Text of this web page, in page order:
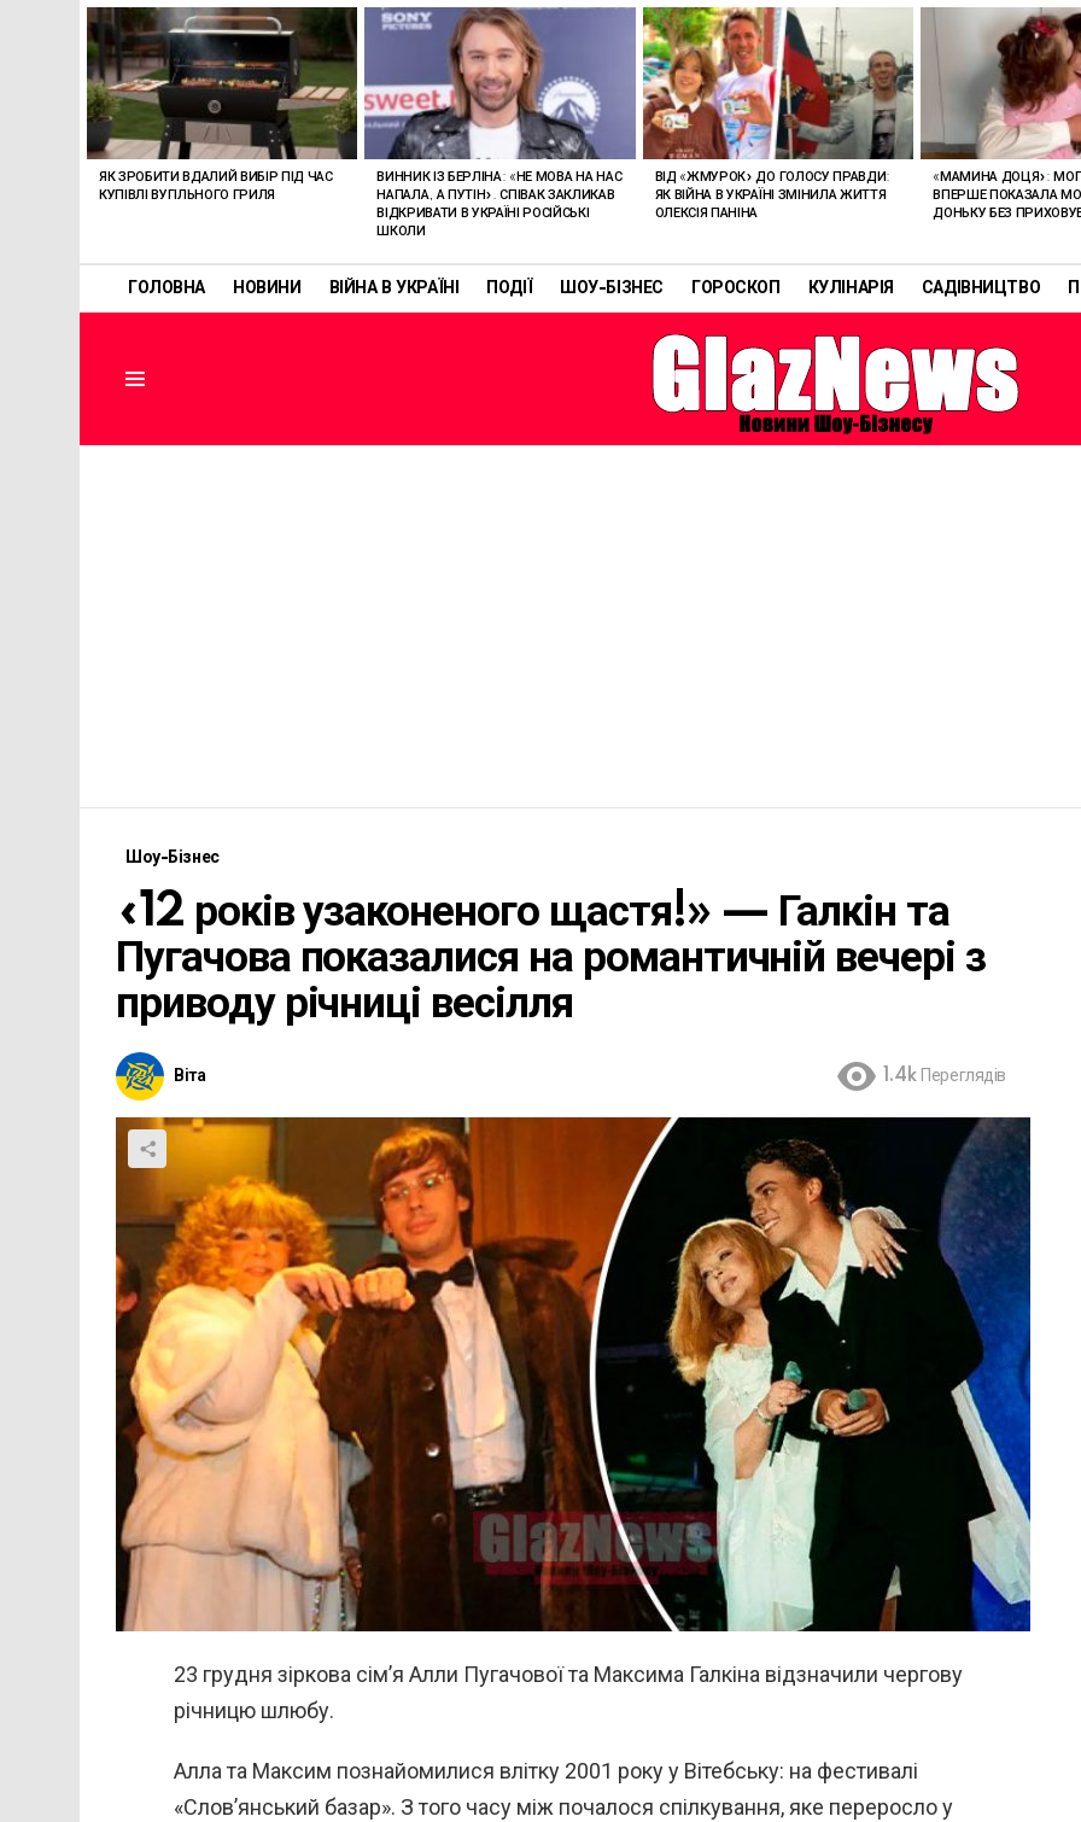
ГОЛОВНА НОВИНИ ВІЙНА В УКРАЇНІ ПОДІЇ ШОУ-БІЗНЕС ГОРОСКОП КУЛІНАРІЯ САДІВНИЦТВО
СТАТТІ
ЯК ЗРОБИТИ ВДАЛИЙ ВИБІР ПІД ЧАС
КУПІВЛІ ВУГІЛЬНОГО ГРИЛЯ
ВИННИК ІЗ БЕРЛІНА: «НЕ МОВА НА НАС
НАПАЛА, А ПУТІН». СПІВАК ЗАКЛИКАВ
ВІДКРИВАТИ В УКРАЇНІ РОСІЙСЬКІ
ШКОЛИ
ВІД «ЖМУРОК» ДО ГОЛОСУ ПРАВДИ:
ЯК ВІЙНА В УКРАЇНІ ЗМІНИЛА ЖИТТЯ
ОЛЕКСІЯ ПАНІНА
«МАМИНА ДОЦЯ»:
ВПЕРШЕ ПОКАЗАЛА
ДОНЬКУ БЕЗ
Шоу-Бізнес
«12 років узаконеного щастя!» — Галкін та
Пугачова показалися на романтичній вечері з
приводу річниці весілля
Віта 1.4k Переглядів
23 грудня зіркова сім’я Алли Пугачової та Максима Галкіна відзначили чергову
річницю шлюбу.
Алла та Максим познайомилися влітку 2001 року у Вітебську: на фестивалі
«Слов’янський базар». З того часу між почалося спілкування, яке переросло у